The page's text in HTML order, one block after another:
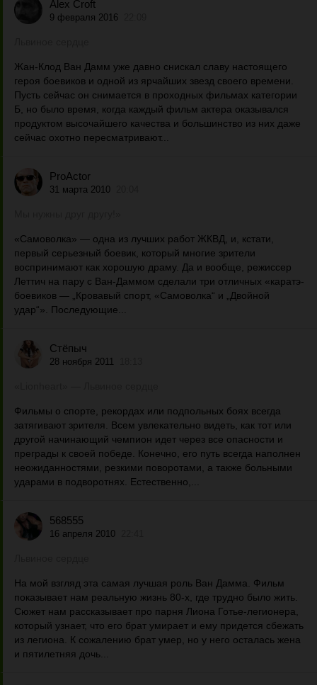
Alex Croft
9 февраля 2016
Жан-Клод Ван Дамм уже давно снискал славу настоящего
героя боевиков и одной из ярчайших звезд своего времени.
Пусть сейчас он снимается в проходных фильмах категории
Б, но было время, когда каждый фильм актера оказывался
продуктом высочайшего качества и большинство из них даже
сейчас охотно пересматривают...
ProActor
31 марта 2010
«Самоволка» — одна из лучших работ ЖКВД, и, кстати,
первый серьезный боевик, который многие зрители
воспринимают как хорошую драму. Да и вообще, режиссер
Леттич на пару с Ван-Даммом сделали три отличных «каратэ-
боевиков — „Кровавый спорт, «Самоволка“ и „Двойной
удар“». Последующие...
Стёпыч
28 ноября 2011
Фильмы о спорте, рекордах или подпольных боях всегда
затягивают зрителя. Всем увлекательно видеть, как тот или
другой начинающий чемпион идет через все опасности и
преграды к своей победе. Конечно, его путь всегда наполнен
неожиданностями, резкими поворотами, а также больными
ударами в подворотнях. Естественно,...
568555
16 апреля 2010
На мой взгляд эта самая лучшая роль Ван Дамма. Фильм
показывает нам реальную жизнь 80-х, где трудно было жить.
Сюжет нам рассказывает про парня Лиона Готье-легионера,
который узнает, что его брат умирает и ему придется сбежать
из легиона. К сожалению брат умер, но у него осталась жена
и пятилетняя дочь...